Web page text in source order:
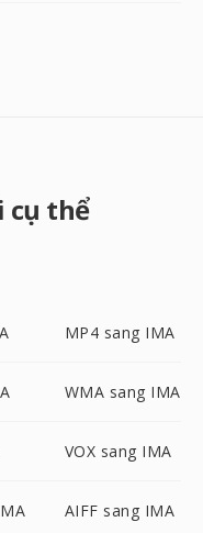
cụ thể
MP4 sang IMA
WMA sang IMA
VOX sang IMA
AIFF sang IMA